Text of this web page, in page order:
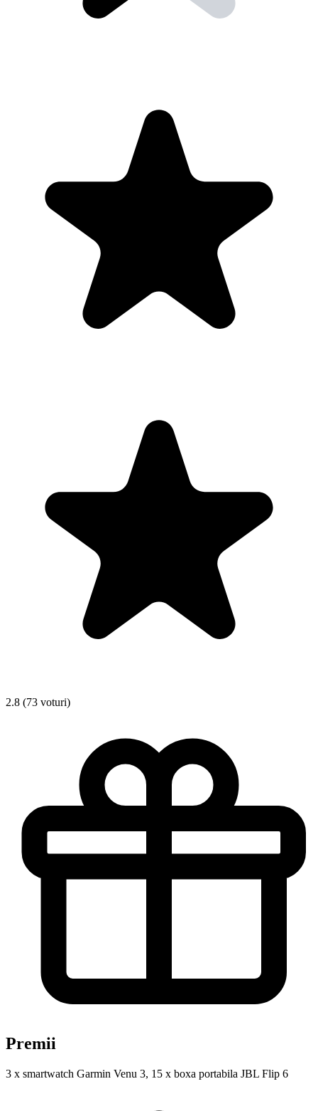
2.8 (73 voturi)
Premii
3 x smartwatch Garmin Venu 3, 15 x boxa portabila JBL Flip 6